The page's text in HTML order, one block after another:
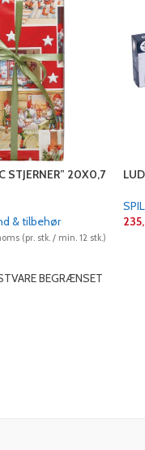
STJERNER” 20X0,7
& tilbehør
(pr. stk. / min. 12 stk.)
BEGRÆNSET